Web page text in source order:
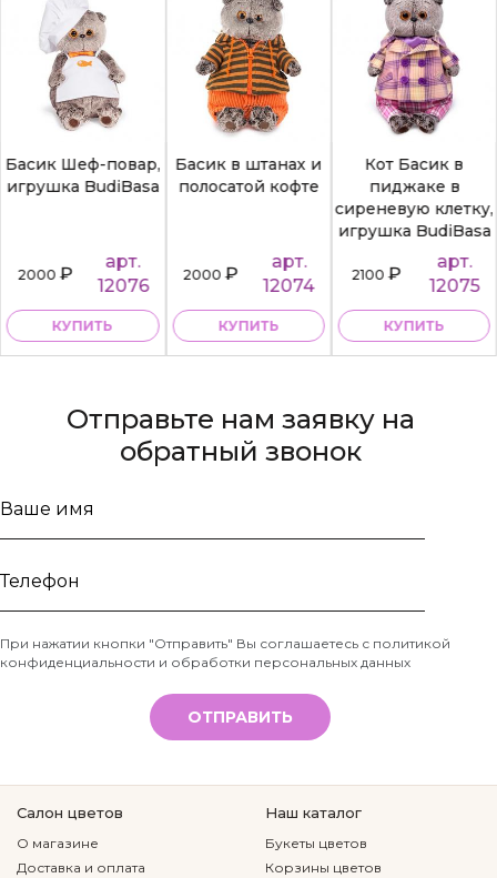
Басик Шеф-повар,
игрушка BudiBasa
2000₽
арт.
12076
КУПИТЬ
Басик в штанах и
полосатой кофте
2000₽
арт.
12074
КУПИТЬ
Кот Басик в
пиджаке в
сиреневую клетку,
игрушка BudiBasa
2100₽
арт.
12075
КУПИТЬ
Отправьте нам заявку на
обратный звонок
Ваше
Телефон
*
При нажатии кнопки "Отправить" Вы соглашаетесь с политикой
конфиденциальности и обработки персональных данных
ОТПРАВИТЬ
Салон цветов
О магазине
Доставка и оплата
Наш каталог
Букеты цветов
Корзины цветов